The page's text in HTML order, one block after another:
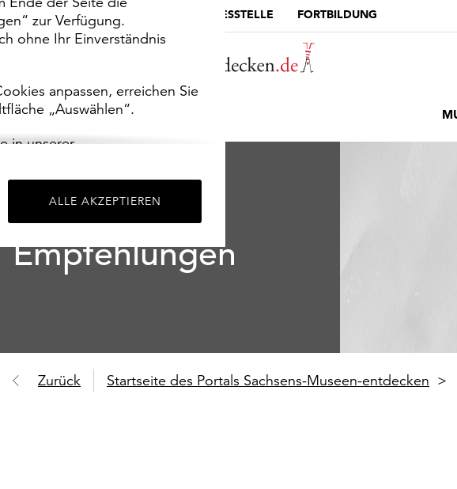
zur Verfügung.
ohne Ihr Einverständnis
anpassen, erreichen Sie
„Auswählen“.
in unserer
ALLE AKZEPTIEREN
MUSEUMSPORTAL DIE LANDESSTELLE FORTBILDUNG
Empfehlungen
Zurück Startseite des Portals Sachsens-Museen-entdecken